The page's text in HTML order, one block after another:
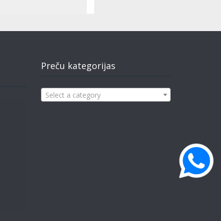
Preču kategorijas
Select a category